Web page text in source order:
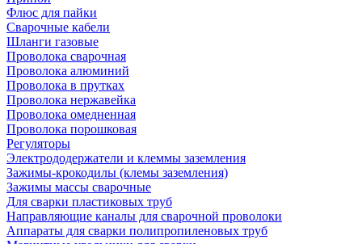
Флюс для пайки
Сварочные кабели
Шланги газовые
Проволока сварочная
Проволока алюминий
Проволока в прутках
Проволока нержавейка
Проволока омедненная
Проволока порошковая
Регуляторы
Электрододержатели и клеммы заземления
Зажимы-крокодилы (клемы заземления)
Зажимы массы сварочные
Для сварки пластиковых труб
Направляющие каналы для сварочной проволоки
Аппараты для сварки полипропиленовых труб